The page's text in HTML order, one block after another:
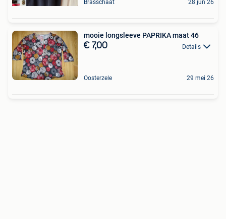
Brasschaat 28 jun 26
mooie longsleeve PAPRIKA maat 46
€ 7,00 Details
Oosterzele 29 mei 26